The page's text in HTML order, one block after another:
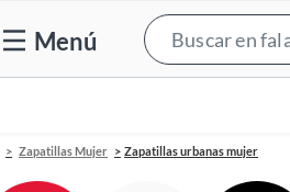
Menú
Zapatillas Mujer Zapatillas urbanas mujer